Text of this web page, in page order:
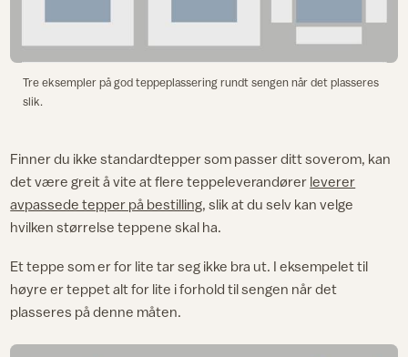
Tre eksempler på god teppeplassering rundt sengen når det plasseres
slik.
Finner du ikke standardtepper som passer ditt soverom, kan
det være greit å vite at flere teppeleverandører leverer
avpassede tepper på bestilling, slik at du selv kan velge
hvilken størrelse teppene skal ha.
Et teppe som er for lite tar seg ikke bra ut. I eksempelet til
høyre er teppet alt for lite i forhold til sengen når det
plasseres på denne måten.